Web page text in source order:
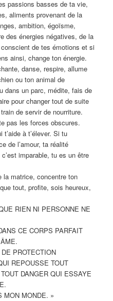
passions basses de ta vie,
aliments provenant de la
ambition, égoïsme,
des énergies négatives, de la
de tes émotions et si
ainsi, change ton énergie.
danse, respire, allume
ou ton animal de
dans un parc, médite, fais de
pour changer tout de suite
de servir de nourriture.
pas les forces obscures.
à t’élever. Si tu
de l’amour, ta réalité
imparable, tu es un être
la matrice, concentre ton
tout, profite, sois heureux,
RIEN NI PERSONNE NE
CE CORPS PARFAIT
PROTECTION
REPOUSSE TOUT
DANGER QUI ESSAYE
MON MONDE. »